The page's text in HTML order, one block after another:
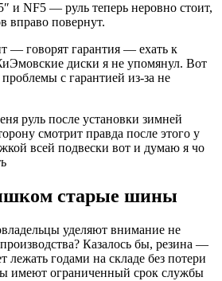
и NF5 — руль теперь неровно стоит,
вправо повернут.
— говорят гарантия — ехать к
диски я не упомянул. Вот
с гарантией из-за не
руль после установки зимней
смотрит правда после этого у
всей подвески вот и думаю я чо
старые шины
уделяют внимание не
Казалось бы, резина —
лежать годами на складе без потери
имеют ограниченный срок службы